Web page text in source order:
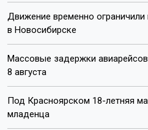
Движение временно
в Новосибирске
Массовые задержки
8 августа
Под Красноярском 18-летняя
младенца